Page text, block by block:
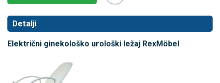
Detalji
Električni ginekološko urološki ležaj RexMöbel